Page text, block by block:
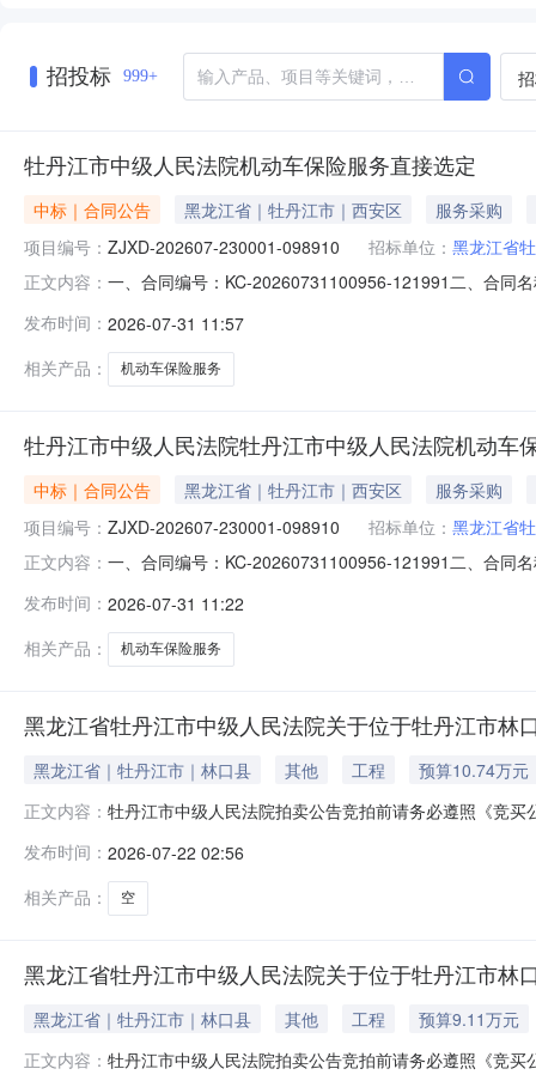
招投标 999+
牡丹江市中级人民法院机动车保险服务直接选定
中标｜合同公告 黑龙江省｜牡丹江市｜西安区
服务采购
项目编号： ZJXD-202607-230001-098910 招标单位： 黑龙江省
正文内容： 一、合同编号：KC-20260731100956-121991二、合同
方）：中国大地财产保险股份有限公司牡丹江中心支公
发布时间： 2026-07-31 11:57
相关产品：
机动车保险服务
牡丹江市中级人民法院牡丹江市中级人民法院机动车
中标｜合同公告 黑龙江省｜牡丹江市｜西安区
服务采购
项目编号： ZJXD-202607-230001-098910 招标单位： 黑龙江省
正文内容： 一、合同编号：KC-20260731100956-121991二、合同
方)：中国大地财产保险股份有限公司牡丹江中心支公司
发布时间： 2026-07-31 11:22
相关产品：
机动车保险服务
黑龙江省牡丹江市中级人民法院关于位于牡丹江市
黑龙江省｜牡丹江市｜林口县 其他 工程
预算10.74万元
正文内容： 牡丹江市中级人民法院拍卖公告竞拍前请务必遵照《竞
外）在牡丹江市中级人民法院拍卖网络平台上进行公开
发布时间： 2026-07-22 02:56
相关产品：
空
黑龙江省牡丹江市中级人民法院关于位于牡丹江市
黑龙江省｜牡丹江市｜林口县 其他 工程
预算9.11万元
正文内容： 牡丹江市中级人民法院拍卖公告竞拍前请务必遵照《竞